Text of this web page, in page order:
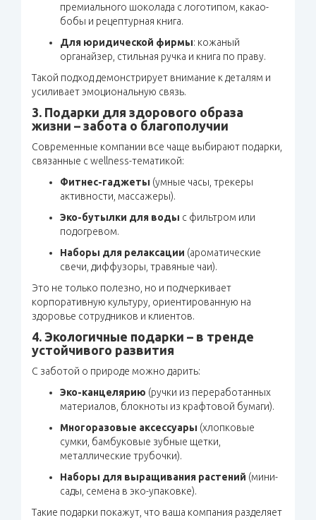
премиального шоколада с логотипом, какао-
бобы и рецептурная книга.
Для юридической фирмы: кожаный
органайзер, стильная ручка и книга по праву.
Такой подход демонстрирует внимание к деталям и
усиливает эмоциональную связь.
3. Подарки для здорового образа
жизни – забота о благополучии
Современные компании все чаще выбирают подарки,
связанные с wellness-тематикой:
Фитнес-гаджеты (умные часы, трекеры
активности, массажеры).
Эко-бутылки для воды с фильтром или
подогревом.
Наборы для релаксации (ароматические
свечи, диффузоры, травяные чаи).
Это не только полезно, но и подчеркивает
корпоративную культуру, ориентированную на
здоровье сотрудников и клиентов.
4. Экологичные подарки – в тренде
устойчивого развития
С заботой о природе можно дарить:
Эко-канцелярию (ручки из переработанных
материалов, блокноты из крафтовой бумаги).
Многоразовые аксессуары (хлопковые
сумки, бамбуковые зубные щетки,
металлические трубочки).
Наборы для выращивания растений (мини-
сады, семена в эко-упаковке).
Такие подарки покажут, что ваша компания разделяет